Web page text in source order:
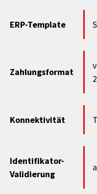
ERP-Template
Zahlungsformat
Konnektivität
Identifikator-
Validierung